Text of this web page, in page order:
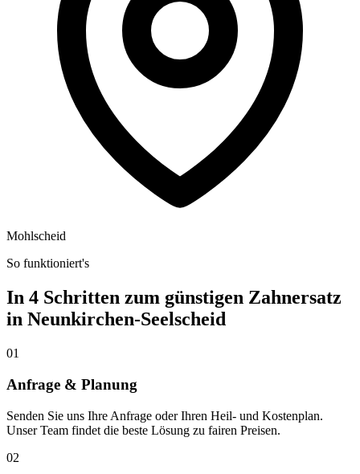
Mohlscheid
So funktioniert's
In 4 Schritten zum günstigen Zahnersatz
in Neunkirchen-Seelscheid
01
Anfrage & Planung
Senden Sie uns Ihre Anfrage oder Ihren Heil- und Kostenplan.
Unser Team findet die beste Lösung zu fairen Preisen.
02